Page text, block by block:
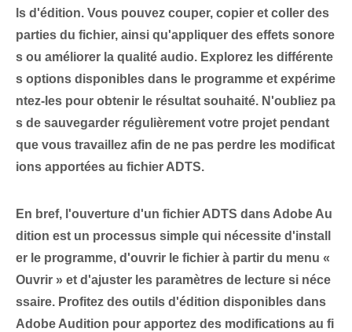
ls d'édition. ⁢Vous pouvez couper, copier et coller ⁢des
parties du fichier, ainsi qu'appliquer des effets sonore
s ou améliorer la qualité audio. Explorez les différente
s options disponibles dans le programme et expérime
ntez-les pour obtenir le résultat souhaité. N'oubliez pa
s de sauvegarder régulièrement votre projet pendant
que vous travaillez afin de ne pas perdre les modificat
ions apportées au fichier ADTS.
En bref, l'ouverture d'un fichier ADTS dans Adobe Au
dition est un processus simple qui nécessite d'install
er le programme, d'ouvrir le fichier à partir du menu «
Ouvrir » et d'ajuster les paramètres de lecture si néce
ssaire.​ Profitez des outils d'édition disponibles dans
Adobe Audition pour apportez des modifications au fi